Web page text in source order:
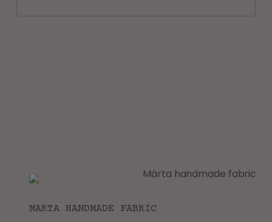
MARTA HANDMADE FABRIC